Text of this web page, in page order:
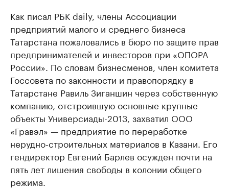
Как писал РБК daily, члены Ассоциации
предприятий малого и среднего бизнеса
Татарстана пожаловались в бюро по защите прав
предпринимателей и инвесторов при «ОПОРА
России». По словам бизнесменов, член комитета
Госсовета по законности и правопорядку в
Татарстане Равиль Зиганшин через собственную
компанию, отстроившую основные крупные
объекты Универсиады-­2013, захватил ООО
«Гравэл» — предприятие по переработке
нерудно-строительных материалов в Казани. Его
гендиректор Евгений Барлев осужден почти на
пять лет лишения свободы в колонии общего
режима.